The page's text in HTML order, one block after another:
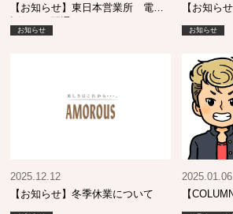
【お知らせ】東日本営業所 電
お知らせ
【お知ら
お知らせ
【お知らせ】冬季休業について
2025.12.12
【
ていたあ
2025.01.06